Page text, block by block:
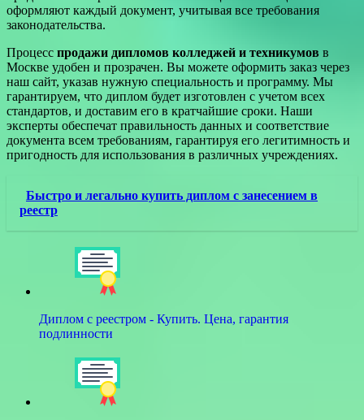
оформляют каждый документ, учитывая все требования
законодательства.
Процесс продажи дипломов колледжей и техникумов в
Москве удобен и прозрачен. Вы можете оформить заказ через
наш сайт, указав нужную специальность и программу. Мы
гарантируем, что диплом будет изготовлен с учетом всех
стандартов, и доставим его в кратчайшие сроки. Наши
эксперты обеспечат правильность данных и соответствие
документа всем требованиям, гарантируя его легитимность и
пригодность для использования в различных учреждениях.
Быстро и легально купить диплом с занесением в
реестр
Диплом с реестром - Купить. Цена, гарантия
подлинности